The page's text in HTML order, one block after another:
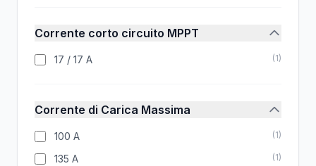
Corrente corto circuito MPPT
17 / 17 A (1)
Corrente di Carica Massima
100 A (1)
135 A (1)